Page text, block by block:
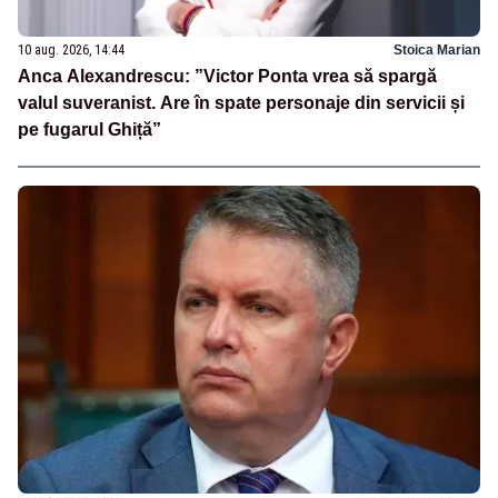
10 aug. 2026, 14:44 Stoica Marian
Anca Alexandrescu: ”Victor Ponta vrea să spargă
valul suveranist. Are în spate personaje din servicii și
pe fugarul Ghiță”